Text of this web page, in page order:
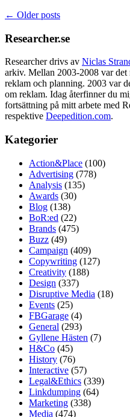
← Older posts
Researcher.se
Researcher drivs av Niclas
arkiv. Mellan 2003-2008 var
reklam och planning. 2003 var
om reklam. Idag återfinner du
fortsättning på mitt arbete med
respektive Deepedition.com.
Kategorier
Action&Place (100)
Advertising (778)
Analysis (135)
Awards (30)
Blog (138)
BoR:ed (22)
Brands (475)
Buzz (49)
Campaign (409)
Copywriting (127)
Creativity (188)
Design (337)
Disruptive Media (18)
Events (25)
FBGarage (4)
General (293)
Gyllene Hästen (7)
H&Co (45)
History (76)
Interactive (57)
Legal&Ethics (339)
Linkdumping (64)
Marketing (338)
Media (474)